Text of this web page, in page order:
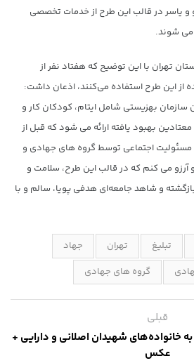
و یاسر در قالب این طرح از خدمات تخصصی
می شوند.
تهران با این توضیح که هفتاد نفر از
از این طرح استفاده می‌کنند، اذعان داشت:
بهزیستی شامل ایتام، کودکان کار و
بهبود یافته ارائه می شود که قبل از
اجتماعی توسط گروه های جهادی و
می کنم که در قالب این طرح، سلامت و
و شاهد جامعه‌ای هدفی پویا، سالم و با
تبلیغ تهران
جهاد
گروه های جهادی
قبلی
به خانواده‌های شهیدان اصلانی و دارایی +
عکس